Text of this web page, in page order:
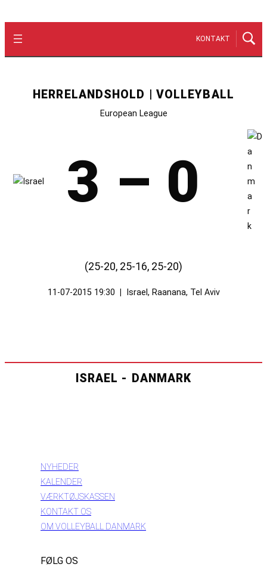
KONTAKT
HERRELANDSHOLD | VOLLEYBALL
European League
3 – 0
(25-20, 25-16, 25-20)
11-07-2015 19:30 Israel, Raanana, Tel Aviv
ISRAEL - DANMARK
NYHEDER
KALENDER
VÆRKTØJSKASSEN
KONTAKT OS
OM VOLLEYBALL DANMARK
FØLG OS